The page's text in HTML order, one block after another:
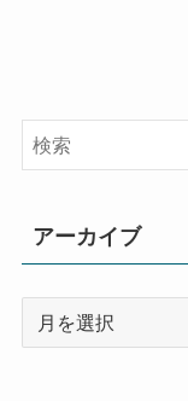
アーカイブ